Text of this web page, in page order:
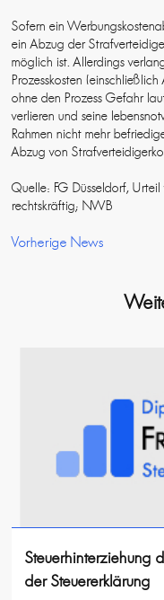
Sofern ein
ein Abzug der
möglich ist. Allerdings
Prozesskosten
ohne den Prozess Gefahr
verlieren und seine
Rahmen nicht mehr
Abzug von
Quelle: FG Düsseldorf,
rechtskräftig; NWB
Vorherige News
Steuerhinterziehung
der Steuererklärung